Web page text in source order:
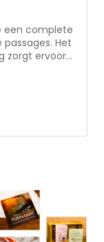
een complete
passages. Het
zorgt ervoor
een frisse
opzet. Elke
te lezen
in te blazen! Formaat: 15x23 cm